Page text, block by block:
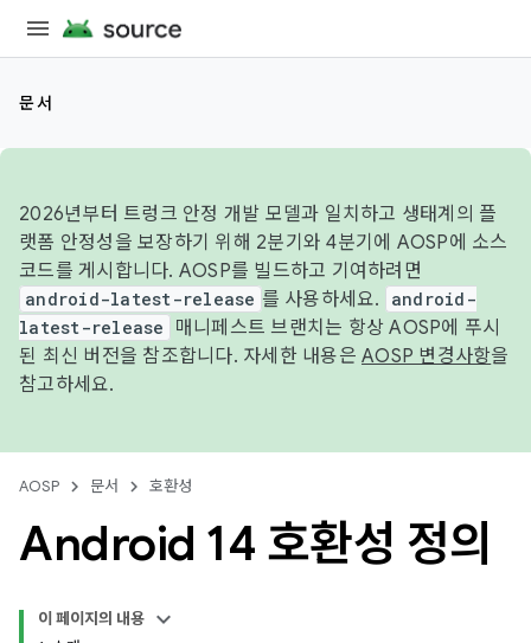
문서
2026년부터 트렁크 안정 개발 모델과 일치하고 생태계의 플
랫폼 안정성을 보장하기 위해 2분기와 4분기에 AOSP에 소스
코드를 게시합니다. AOSP를 빌드하고 기여하려면
android-latest-release 를 사용하세요.
android-
latest-release
매니페스트 브랜치는 항상 AOSP에 푸시
된 최신 버전을 참조합니다. 자세한 내용은 AOSP 변경사항을
참고하세요.
AOSP 문서 호환성
Android 14 호환성 정의
이 페이지의 내용